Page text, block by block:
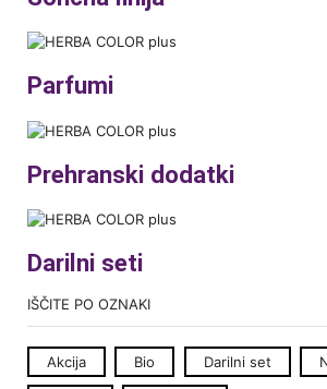
Parfumi
Prehranski dodatki
Darilni seti
IŠČITE PO OZNAKI
Akcija Bio Darilni set